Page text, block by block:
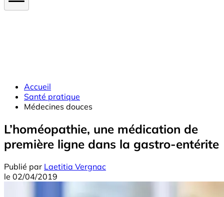
Accueil
Santé pratique
Médecines douces
L’homéopathie, une médication de
première ligne dans la gastro-entérite
Publié par Laetitia Vergnac
le 02/04/2019